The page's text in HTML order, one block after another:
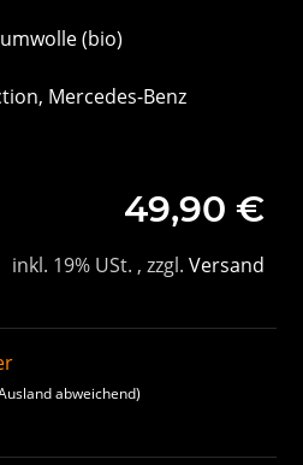
(bio)
Mercedes-Benz
49,90 €
inkl. 19% USt. , zzgl. Versand
abweichend)